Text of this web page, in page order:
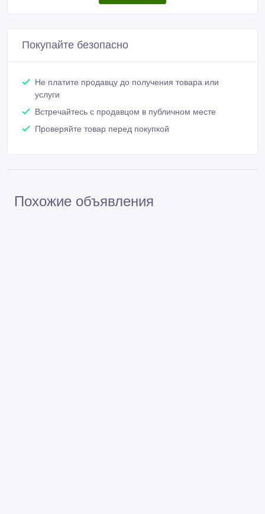
Покупайте безопасно
Не платите продавцу до получения товара или
услуги
Встречайтесь с продавцом в публичном месте
Проверяйте товар перед покупкой
Похожие объявления